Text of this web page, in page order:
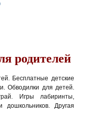
родителей
Бесплатные детские
Обводилки для детей.
Игры лабиринты,
дошкольников. Другая